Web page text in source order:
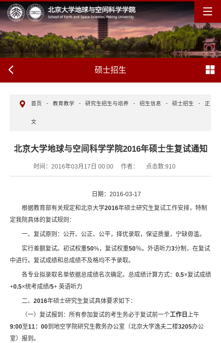
硕士招生
首页 - 教育教学 - 研究生招生与培养 - 招生信息 - 硕士招生 - 正
文
北京大学地球与空间科学学院2016年硕士生复试通知
时间：2016年03月17日 00:00 作者： 点击数:910
日期：2016-03-17
根据教育部有关规定和北京大学2016年硕士研究生复试工作安排，特制
定我院具体的复试规则：
一、复试原则：公开、公正、公平，择优录取，保证质量，宁缺毋滥。
实行差额复试。初试权重50%，复试权重50％。外语听力3分制，在复试
中进行。复试成绩和总成绩不及格均不予录取。
各专业拟录取名单依据总成绩名次确定。总成绩计算方式： 0.5×复试成绩
+0.5×统考成绩/5+ 英语听力
二、 2016年硕士研究生复试具体要求如下：
（一）复试报到：所有参加复试的考生务必于复试前一个工作日 上午
9:00至11：00到地空学院研究生教务办公室（北京大学逸夫二楼3205办公
室）报到。